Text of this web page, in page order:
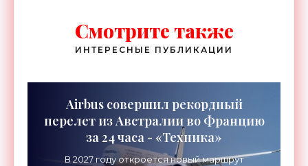
Смотрите также
ИНТЕРЕСНЫЕ ПУБЛИКАЦИИ
Airbus совершил рекордный
перелет из Австралии во Францию
за 24 часа - «Техника»
В 2027 году откроется новый маршрут